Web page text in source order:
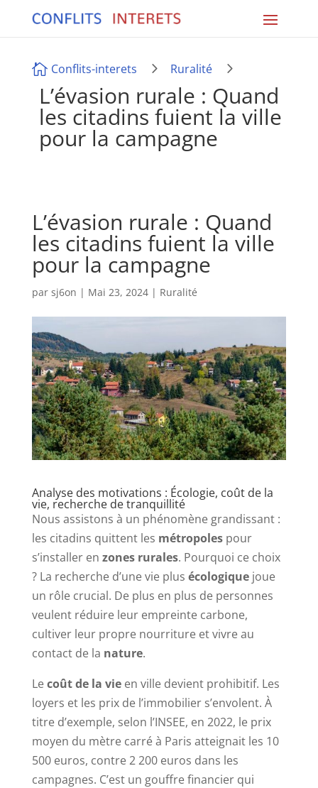
 Conflits-interets 5 Ruralité 5
L’évasion rurale : Quand
les citadins fuient la ville
pour la campagne
L’évasion rurale : Quand
les citadins fuient la ville
pour la campagne
par sj6on | Mai 23, 2024| Ruralité
Analyse des motivations : Écologie, coût de la
vie, recherche de tranquillité
Nous assistons à un phénomène grandissant :
les citadins quittent les métropolespour
s’installer en zones rurales. Pourquoi ce choix
? La recherche d’une vie plus écologiquejoue
un rôle crucial. De plus en plus de personnes
veulent réduire leur empreinte carbone,
cultiver leur propre nourriture et vivre au
contact de la nature.
Lecoût de la vieen ville devient prohibitif. Les
loyers et les prix de l’immobilier s’envolent. À
titre d’exemple, selon l’INSEE, en 2022, le prix
moyen du mètre carré à Paris atteignait les 10
500 euros, contre 2 200 euros dans les
campagnes. C’est un gouffre financier qui